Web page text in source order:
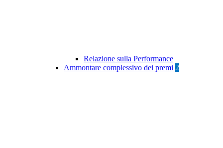
Relazione sulla Performance
Ammontare complessivo dei premi 2